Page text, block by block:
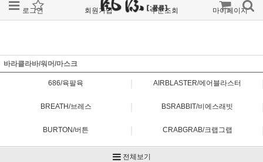
로그인 회원가입 주문조회 마이페이지
바라클라바/워머/마스크
686/육팔육 AIRBLASTER/에어블라스터
BREATH/브레스 BSRABBIT/비에스래빗
BURTON/버튼 CRABGRAB/크랩그랩
|
전체보기